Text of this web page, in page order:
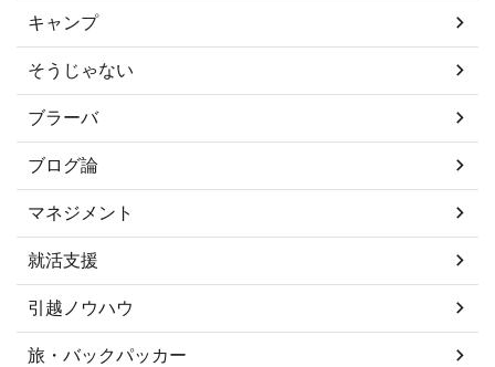
キャンプ
そうじゃない
ブラーバ
ブログ論
マネジメント
就活支援
引越ノウハウ
旅・バックパッカー